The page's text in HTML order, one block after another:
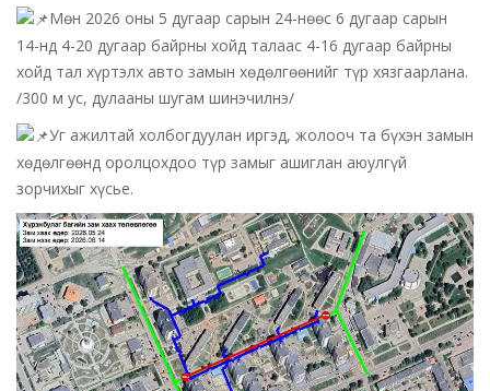
Мөн 2026 оны 5 дугаар сарын 24-нөөс 6 дугаар сарын
14-нд 4-20 дугаар байрны хойд талаас 4-16 дугаар байрны
хойд тал хүртэлх авто замын хөдөлгөөнийг түр хязгаарлана.
/300 м ус, дулааны шугам шинэчилнэ/
Уг ажилтай холбогдуулан иргэд, жолооч та бүхэн замын
хөдөлгөөнд оролцохдоо түр замыг ашиглан аюулгүй
зорчихыг хүсье.